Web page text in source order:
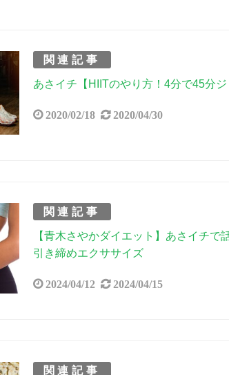
関連記事
あさイチ【HIITのやり方！4分で45分ジ
2020/02/18 2020/04/30
関連記事
【青木さやかダイエット】あさイチで
引き締めエクササイズ
2024/04/12 2024/04/15
関連記事